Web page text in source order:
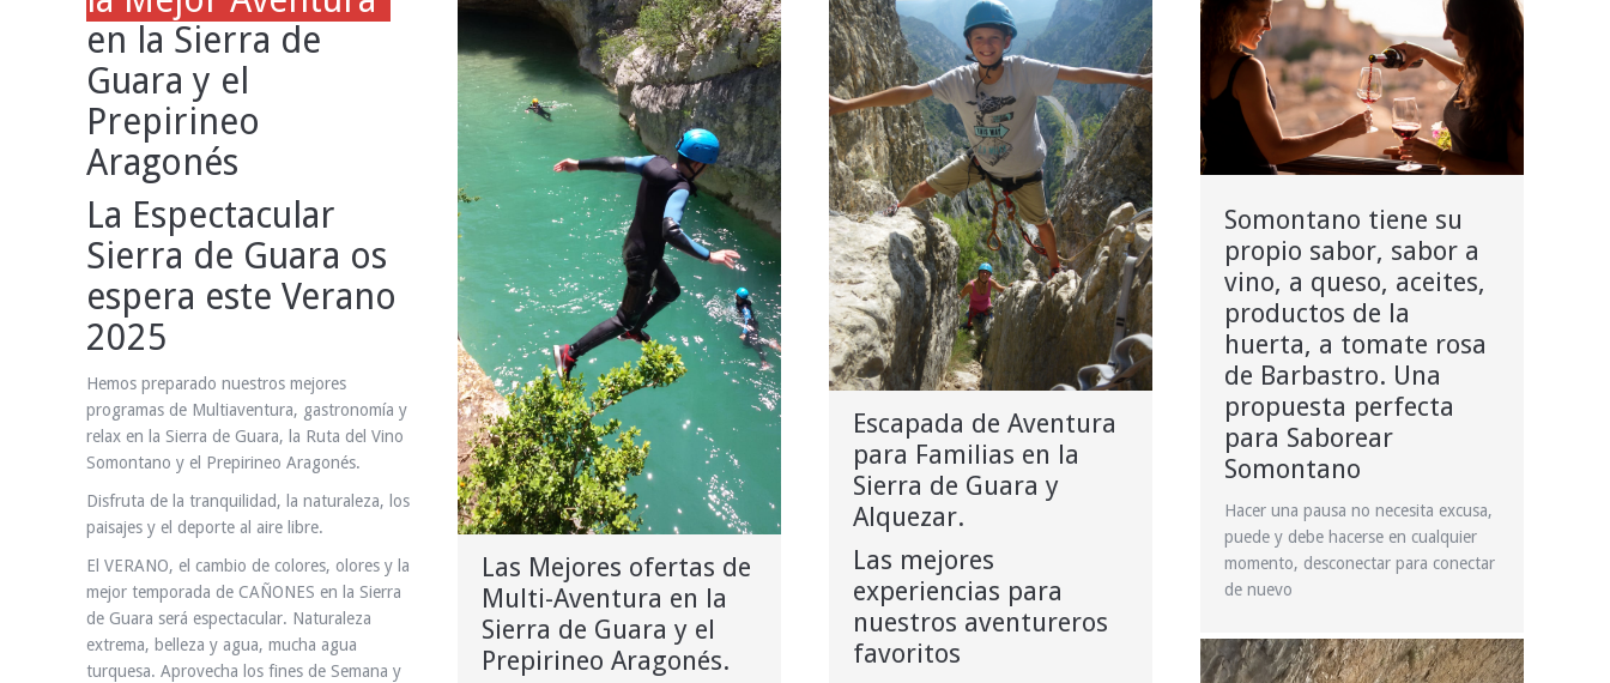
en la Sierra de
Guara y el
Prepirineo
Aragonés
La Espectacular
Sierra de Guara os
espera este Verano
2025
Hemos preparado nuestros mejores
programas de Multiaventura, gastronomía y
relax en la Sierra de Guara, la Ruta del Vino
Somontano y el Prepirineo Aragonés.
Disfruta de la tranquilidad, la naturaleza, los
paisajes y el deporte al aire libre.
El VERANO, el cambio de colores, olores y la
mejor temporada de CAÑONES en la Sierra
de Guara será espectacular. Naturaleza
extrema, belleza y agua, mucha agua
turquesa. Aprovecha los fines de Semana y
Las Mejores ofertas de
Multi-Aventura en la
Sierra de Guara y el
Prepirineo Aragonés.
Escapada de Aventura
para Familias en la
Sierra de Guara y
Alquezar.
Las mejores
experiencias para
nuestros aventureros
favoritos
Somontano tiene su
propio sabor, sabor a
vino, a queso, aceites,
productos de la
huerta, a tomate rosa
de Barbastro. Una
propuesta perfecta
para Saborear
Somontano
Hacer una pausa no necesita excusa,
puede y debe hacerse en cualquier
momento, desconectar para conectar
de nuevo